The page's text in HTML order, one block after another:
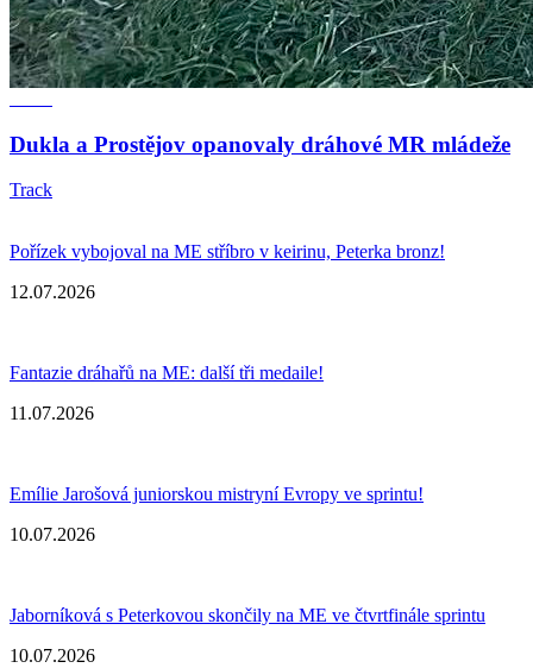
Dukla a Prostějov opanovaly dráhové MR mládeže
Track
Pořízek vybojoval na ME stříbro v keirinu, Peterka bronz!
12.07.2026
Fantazie dráhařů na ME: další tři medaile!
11.07.2026
Emílie Jarošová juniorskou mistryní Evropy ve sprintu!
10.07.2026
Jaborníková s Peterkovou skončily na ME ve čtvrtfinále sprintu
10.07.2026